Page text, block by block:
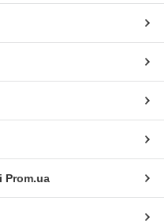
Prom.ua